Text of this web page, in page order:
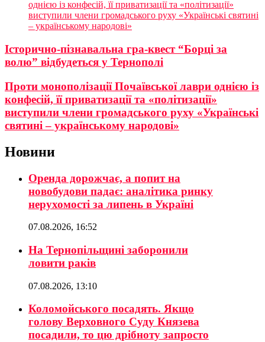
однією із конфесій, її приватизації та «політизації»
виступили члени громадського руху «Українські святині
– українському народові»
Історично-пізнавальна гра-квест “Борці за
волю” відбудеться у Тернополі
Проти монополізації Почаївської лаври однією із
конфесій, її приватизації та «політизації»
виступили члени громадського руху «Українські
святині – українському народові»
Новини
Оренда дорожчає, а попит на
новобудови падає: аналітика ринку
нерухомості за липень в Україні
07.08.2026, 16:52
На Тернопільщині заборонили
ловити раків
07.08.2026, 13:10
Коломойського посадять. Якщо
голову Верховного Суду Князева
посадили, то цю дрібноту запросто